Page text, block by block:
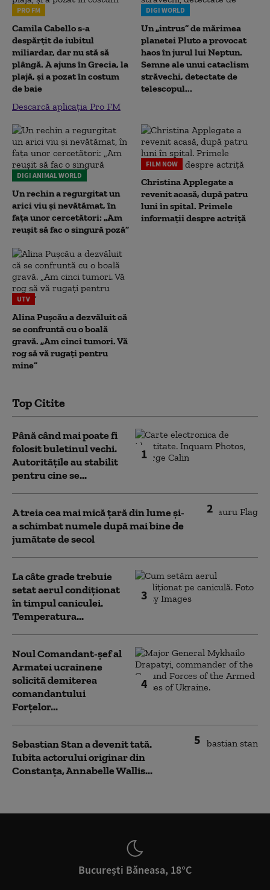
PRO FM
Camila Cabello s-a
despărțit de iubitul
miliardar, dar nu stă să
plângă. A ajuns în Grecia, la
plajă, și a pozat în costum
de baie
Descarcă aplicația Pro FM
DIGI WORLD
Un „intrus” de mărimea
planetei Pluto a provocat
haos în jurul lui Neptun.
Semne ale unui cataclism
străvechi, detectate de
telescopul...
DIGI ANIMAL WORLD
Un rechin a regurgitat un
arici viu și nevătămat, în
fața unor cercetători: „Am
reușit să fac o singură poză”
FILM NOW
Christina Applegate a
revenit acasă, după patru
luni în spital. Primele
informații despre actriță
UTV
Alina Pușcău a dezvăluit că
se confruntă cu o boală
gravă. „Am cinci tumori. Vă
rog să vă rugați pentru
mine”
Top Citite
1
Până când mai poate fi
folosit buletinul vechi.
Autoritățile au stabilit
pentru cine se...
2
A treia cea mai mică țară din lume și-
a schimbat numele după mai bine de
jumătate de secol
3
La câte grade trebuie
setat aerul condiționat
în timpul caniculei.
Temperatura...
4
Noul Comandant-șef al
Armatei ucrainene
solicită demiterea
comandantului
Forțelor...
5
Sebastian Stan a devenit tată.
Iubita actorului originar din
Constanța, Annabelle Wallis...
București Băneasa, 18°C